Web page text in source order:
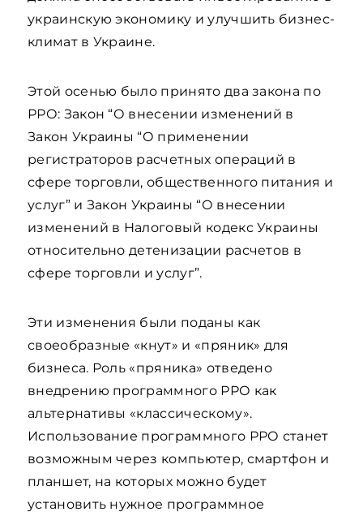
украинскую экономику и улучшить бизнес-
климат в Украине.
Этой осенью было принято два закона по
РРО: Закон “О внесении изменений в
Закон Украины “О применении
регистраторов расчетных операций в
сфере торговли, общественного питания и
услуг” и Закон Украины “О внесении
изменений в Налоговый кодекс Украины
относительно детенизации расчетов в
сфере торговли и услуг”.
Эти изменения были поданы как
своеобразные «кнут» и «пряник» для
бизнеса. Роль «пряника» отведено
внедрению программного РРО как
альтернативы «классическому».
Использование программного РРО станет
возможным через компьютер, смартфон и
планшет, на которых можно будет
установить нужное программное